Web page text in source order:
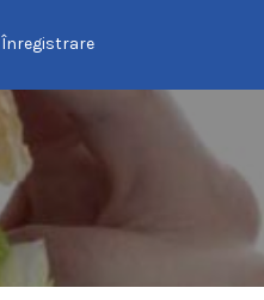
Înregistrare